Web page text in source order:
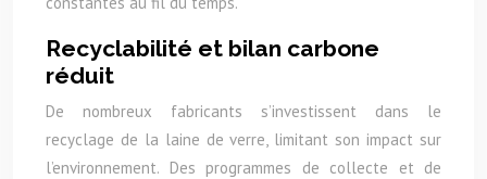
Recyclabilité et bilan carbone
réduit
De nombreux fabricants s’investissent dans le
recyclage de la laine de verre, limitant son impact sur
l’environnement. Des programmes de collecte et de